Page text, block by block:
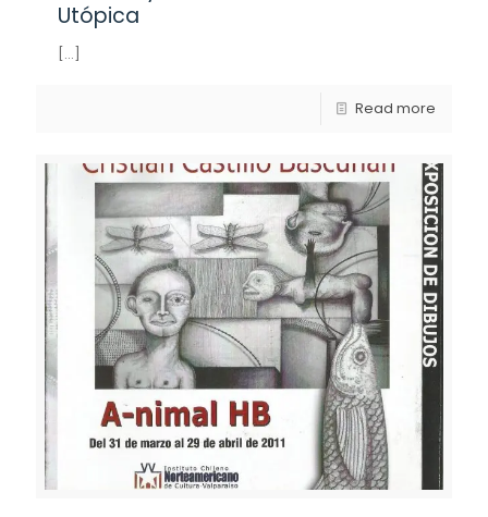
Utópica
[…]
Read more